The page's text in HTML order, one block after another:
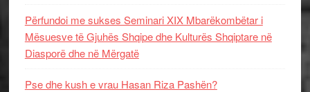
Përfundoi me sukses Seminari XIX Mbarëkombëtar i
Mësuesve të Gjuhës Shqipe dhe Kulturës Shqiptare në
Diasporë dhe në Mërgatë
Pse dhe kush e vrau Hasan Riza Pashën?